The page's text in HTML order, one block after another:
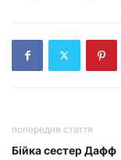
попередня стаття
Бійка сестер Дафф